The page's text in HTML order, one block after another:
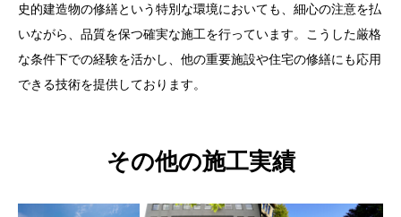
史的建造物の修繕という特別な環境においても、細心の注意を払
いながら、品質を保つ確実な施工を行っています。こうした厳格
な条件下での経験を活かし、他の重要施設や住宅の修繕にも応用
できる技術を提供しております。
その他の施工実績